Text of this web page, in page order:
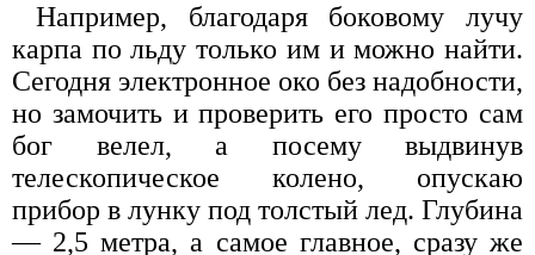
Например, благодаря боковому лучу
карпа по льду только им и можно найти.
Сегодня электронное око без надобности,
но замочить и проверить его просто сам
бог велел, а посему выдвинув
телескопическое колено, опускаю
прибор в лунку под толстый лед. Глубина
— 2,5 метра, а самое главное, сразу же